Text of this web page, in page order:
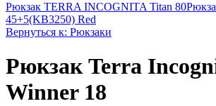
Рюкзак TERRA INCOGNITA Titan 80
45+5(KB3250) Red
Вернуться к: Рюкзаки
Рюкзак Terra
Winner 18